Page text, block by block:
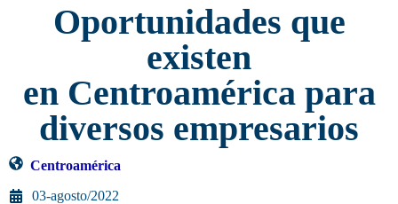
Oportunidades que
existen
en Centroamérica para
diversos empresarios
Centroamérica
03-agosto/2022